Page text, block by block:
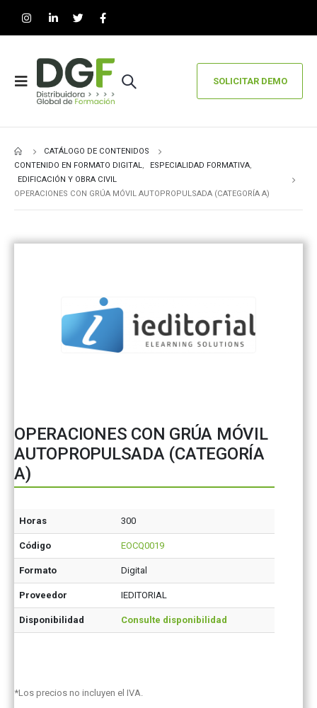
SOLICITAR DEMO
CATÁLOGO DE CONTENIDOS
CONTENIDO EN FORMATO DIGITAL, ESPECIALIDAD FORMATIVA,
EDIFICACIÓN Y OBRA CIVIL
OPERACIONES CON GRÚA MÓVIL AUTOPROPULSADA (CATEGORÍA A)
OPERACIONES CON GRÚA MÓVIL
AUTOPROPULSADA (CATEGORÍA
A)
Horas 300
Código EOCQ0019
Formato Digital
Proveedor IEDITORIAL
Disponibilidad Consulte disponibilidad
*Los precios no incluyen el IVA.